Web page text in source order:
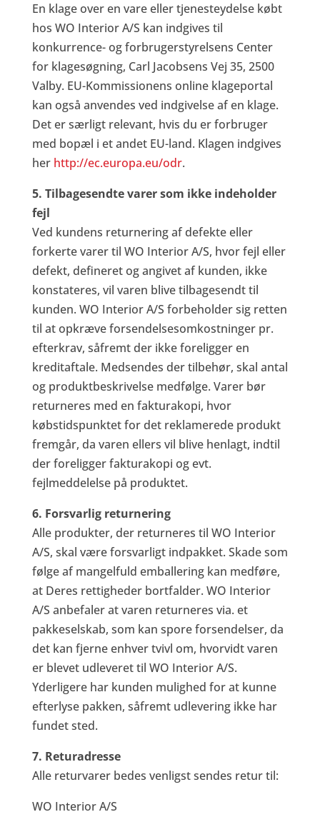
En klage over en vare eller tjenesteydelse købt
hos WO Interior A/S kan indgives til
konkurrence- og forbrugerstyrelsens Center
for klagesøgning, Carl Jacobsens Vej 35, 2500
Valby. EU-Kommissionens online klageportal
kan også anvendes ved indgivelse af en klage.
Det er særligt relevant, hvis du er forbruger
med bopæl i et andet EU-land. Klagen indgives
her http://ec.europa.eu/odr.
5. Tilbagesendte varer som ikke indeholder
fejl
Ved kundens returnering af defekte eller
forkerte varer til WO Interior A/S, hvor fejl eller
defekt, defineret og angivet af kunden, ikke
konstateres, vil varen blive tilbagesendt til
kunden. WO Interior A/S forbeholder sig retten
til at opkræve forsendelsesomkostninger pr.
efterkrav, såfremt der ikke foreligger en
kreditaftale. Medsendes der tilbehør, skal antal
og produktbeskrivelse medfølge. Varer bør
returneres med en fakturakopi, hvor
købstidspunktet for det reklamerede produkt
fremgår, da varen ellers vil blive henlagt, indtil
der foreligger fakturakopi og evt.
fejlmeddelelse på produktet.
6. Forsvarlig returnering
Alle produkter, der returneres til WO Interior
A/S, skal være forsvarligt indpakket. Skade som
følge af mangelfuld emballering kan medføre,
at Deres rettigheder bortfalder. WO Interior
A/S anbefaler at varen returneres via. et
pakkeselskab, som kan spore forsendelser, da
det kan fjerne enhver tvivl om, hvorvidt varen
er blevet udleveret til WO Interior A/S.
Yderligere har kunden mulighed for at kunne
efterlyse pakken, såfremt udlevering ikke har
fundet sted.
7. Returadresse
Alle returvarer bedes venligst sendes retur til:
WO Interior A/S